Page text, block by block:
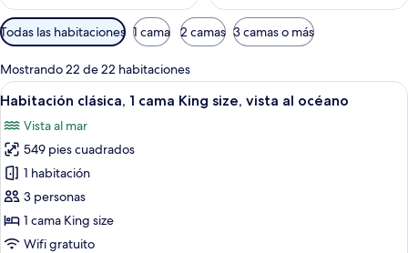
Filtros
disponibles
para
las
habitaciones
Todas las habitaciones 1 cama 2 camas 3 camas o más
Mostrando 22 de 22 habitaciones
Abrir
todas
las
fotos
de
Habitación
clásica,
1
Habitación de hotel con cama,
7
Habitación clásica, 1 cama King size, vista al océano
Vista al mar
549 pies cuadrados
1 habitación
3 personas
1 cama King size
Wifi gratuito